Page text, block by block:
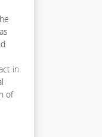
in
of